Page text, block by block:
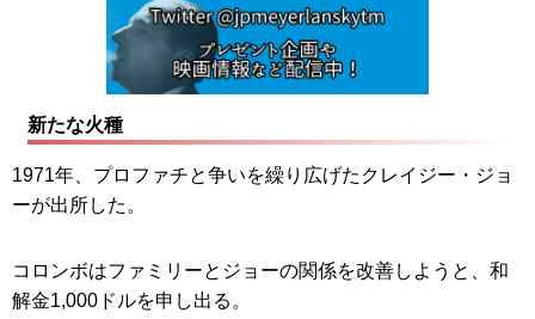
新たな火種
1971年、プロファチと争いを繰り広げたクレイジー・ジョ
ーが出所した。
コロンボはファミリーとジョーの関係を改善しようと、和
解金1,000ドルを申し出る。